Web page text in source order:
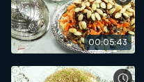
00:05:43